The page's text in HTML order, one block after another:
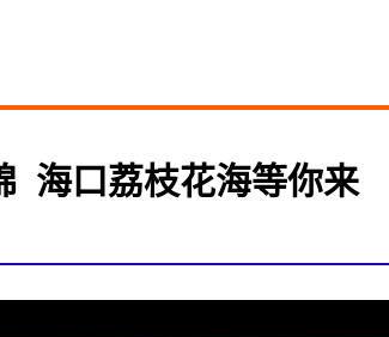
海口荔枝花海等你来